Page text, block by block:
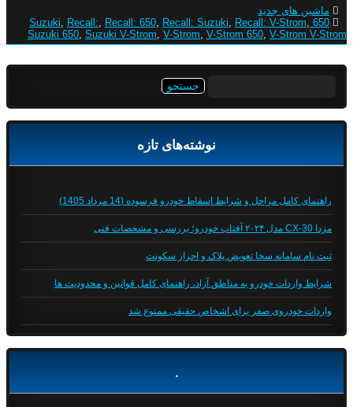
ماشین های جدید
650 Suzuki
, Recall:, Recall: 650, Recall: Suzuki, Recall: V-Strom,
Suzuki 650, Suzuki V-Strom, V-Strom, V-Strom 650, V-Strom V-Strom
نوشته‌های تازه
راهنمای کامل مراحل و شرایط اسقاط خودرو فرسوده (14 مرداد 1405)
مزدا CX-30 مدل ۲۰۲۴ آفتاب خودرو؛ بررسی و مشخصات فنی
ثبت نام سامانه سخا تعویض پلاک و احراز سکونت
شرایط واردات خودرو به مناطق آزاد، راهنمای کامل قوانین و محدودیت ها
واردات خودروی صفر برای اشخاص حقیقی ممنوع شد
.